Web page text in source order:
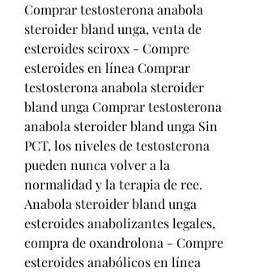
Comprar testosterona anabola
steroider bland unga, venta de
esteroides sciroxx - Compre
esteroides en línea Comprar
testosterona anabola steroider
bland unga Comprar testosterona
anabola steroider bland unga Sin
PCT, los niveles de testosterona
pueden nunca volver a la
normalidad y la terapia de ree.
Anabola steroider bland unga
esteroides anabolizantes legales,
compra de oxandrolona - Compre
esteroides anabólicos en línea